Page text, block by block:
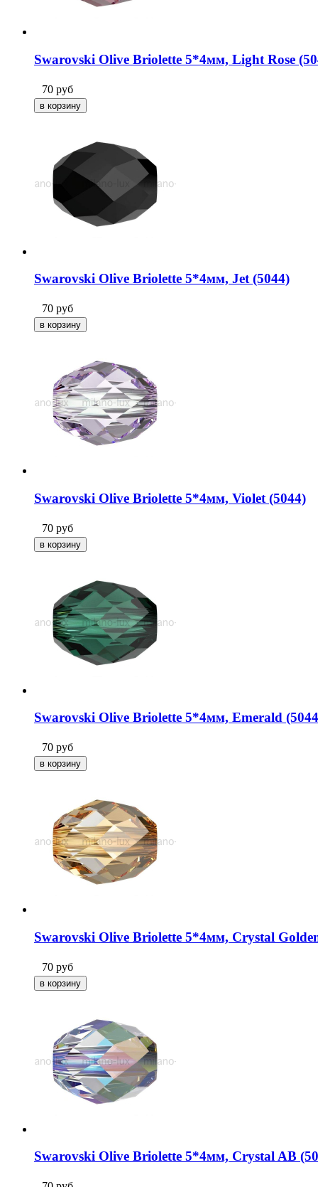
Swarovski Olive Briolette 5*4мм, Light Rose
70 руб
Swarovski Olive Briolette 5*4мм, Jet (5044)
70 руб
Swarovski Olive Briolette 5*4мм, Violet (5044)
70 руб
Swarovski Olive Briolette 5*4мм, Emerald
70 руб
Swarovski Olive Briolette 5*4мм, Crystal
70 руб
Swarovski Olive Briolette 5*4мм, Crystal AB